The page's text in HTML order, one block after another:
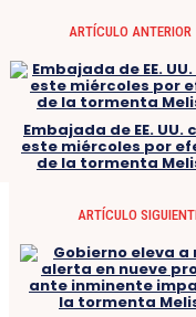
ARTÍCULO ANTERIOR
Embajada de EE. UU.
este miércoles por
de la tormenta
ARTÍCULO